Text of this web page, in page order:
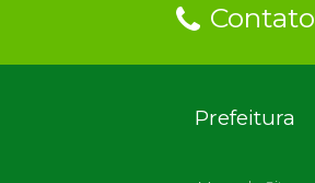
Contato
Prefeitura